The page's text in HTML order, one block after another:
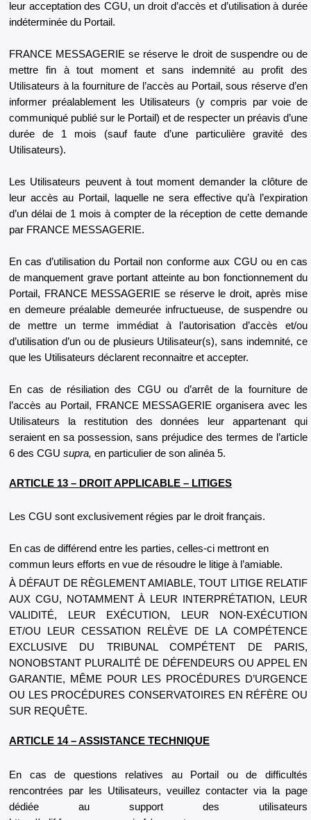
leur acceptation des CGU, un droit d’accès et d’utilisation à durée
indéterminée du Portail.
FRANCE MESSAGERIE se réserve le droit de suspendre ou de
mettre fin à tout moment et sans indemnité au profit des
Utilisateurs à la fourniture de l’accès au Portail, sous réserve d’en
informer préalablement les Utilisateurs (y compris par voie de
communiqué publié sur le Portail) et de respecter un préavis d’une
durée de 1 mois (sauf faute d’une particulière gravité des
Utilisateurs).
Les Utilisateurs peuvent à tout moment demander la clôture de
leur accès au Portail, laquelle ne sera effective qu’à l’expiration
d’un délai de 1 mois à compter de la réception de cette demande
par FRANCE MESSAGERIE.
En cas d’utilisation du Portail non conforme aux CGU ou en cas
de manquement grave portant atteinte au bon fonctionnement du
Portail, FRANCE MESSAGERIE se réserve le droit, après mise
en demeure préalable demeurée infructueuse, de suspendre ou
de mettre un terme immédiat à l’autorisation d’accès et/ou
d’utilisation d’un ou de plusieurs Utilisateur(s), sans indemnité, ce
que les Utilisateurs déclarent reconnaitre et accepter.
En cas de résiliation des CGU ou d’arrêt de la fourniture de
l’accès au Portail, FRANCE MESSAGERIE organisera avec les
Utilisateurs la restitution des données leur appartenant qui
seraient en sa possession, sans préjudice des termes de l’article
6 des CGU supra, en particulier de son alinéa 5.
ARTICLE 13 – DROIT APPLICABLE – LITIGES
Les CGU sont exclusivement régies par le droit français.
En cas de différend entre les parties, celles-ci mettront en
commun leurs efforts en vue de résoudre le litige à l’amiable.
À DÉFAUT DE RÈGLEMENT AMIABLE, TOUT LITIGE RELATIF
AUX CGU, NOTAMMENT À LEUR INTERPRÉTATION, LEUR
VALIDITÉ, LEUR EXÉCUTION, LEUR NON-EXÉCUTION
ET/OU LEUR CESSATION RELÈVE DE LA COMPÉTENCE
EXCLUSIVE DU TRIBUNAL COMPÉTENT DE PARIS,
NONOBSTANT PLURALITÉ DE DÉFENDEURS OU APPEL EN
GARANTIE, MÊME POUR LES PROCÉDURES D’URGENCE
OU LES PROCÉDURES CONSERVATOIRES EN RÉFÈRE OU
SUR REQUÊTE.
ARTICLE 14 – ASSISTANCE TECHNIQUE
En cas de questions relatives au Portail ou de difficultés
rencontrées par les Utilisateurs, veuillez contacter via la page
dédiée au support des utilisateurs